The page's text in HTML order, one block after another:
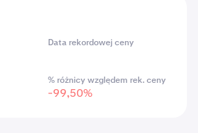
Data rekordowej ceny
% różnicy względem rek. ceny
-99,50%